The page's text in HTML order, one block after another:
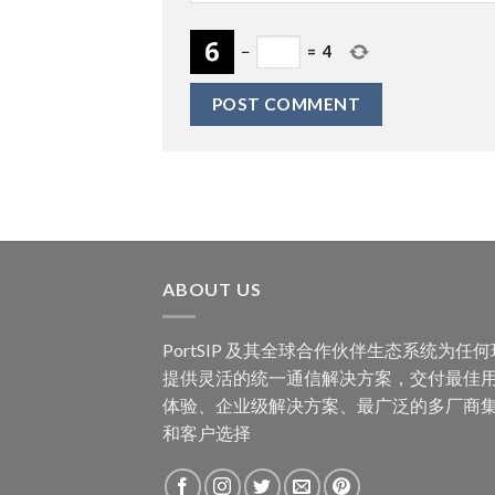
− = 4
ABOUT US
PortSIP 及其全球合作伙伴生态系统为任何
提供灵活的统一通信解决方案，交付最佳
体验、企业级解决方案、最广泛的多厂商
和客户选择